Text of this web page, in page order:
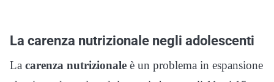
La carenza nutrizionale negli adolescenti
La carenza nutrizionale è un problema in espansione